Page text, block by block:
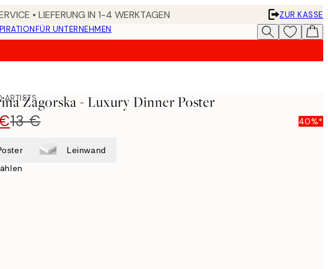
• LIEFERUNG IN 1-4 WERKTAGEN
ZUR KASSE
FÜR UNTERNEHMEN
ARTISTSZagorska - Luxury Dinner Poster
13 € 40%*
Leinwand